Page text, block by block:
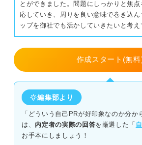
とができました。問題にしっかりと焦
応していき、周りを良い意味で巻き込
ップを御社でも活かしていきたいと考え
作成スタート(無料
編集部より
「どういう自己PRが好印象なのか分か
は、 内定者の実際の回答を厳選した「
お手本にしましょう！
自己PRはPREP法でしっかりと伝える
長所はコンパクトにまとめる
自己PRと長所の例文：関連した特
協調性（自己PR）×優しい（長所）
積極性（自己PR）×明るい（長所）
正確性（自己PR）×几帳面（長所）
自己PRと長所の例文：異なる特性を